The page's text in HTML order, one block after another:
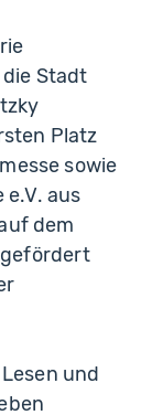
Stadt
Platz
sowie
aus
dem
und